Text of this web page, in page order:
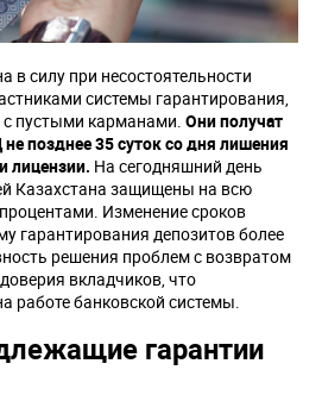
в силу при несостоятельности
системы гарантирования,
с пустыми карманами. Они получат
позднее 35 суток со дня лишения
лицензии. На сегодняшний день
Казахстана защищены на всю
Изменение сроков
гарантирования депозитов более
решения проблем с возвратом
вкладчиков, что
работе банковской системы.
гарантии